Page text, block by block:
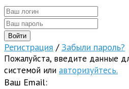
Регистрация / Забыли пароль?
Пожалуйста, введите данные
системой или авторизуйтесь.
Ваш Email: